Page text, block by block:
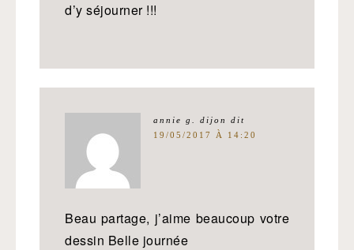
d’y séjourner !!!
annie g. dijon
dit
19/05/2017 À 14:20
Beau partage, j’aime beaucoup votre
dessin Belle journée